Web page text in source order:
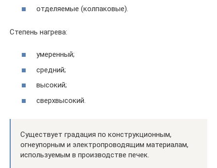
отделяемые (колпаковые).
Степень нагрева:
умеренный;
средний;
высокий;
сверхвысокий.
Существует градация по конструкционным,
огнеупорным и электропроводящим материалам,
используемым в производстве печек.